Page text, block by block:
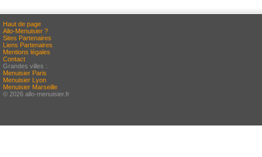
Haut de page
Allo-Menuisier ?
Sites Partenaires
Liens Partenaires
Mentions légales
Contact
Grandes villes :
Menuisier Paris
Menuisier Lyon
Menuisier Marseille
© 2026 allo-menuisier.fr